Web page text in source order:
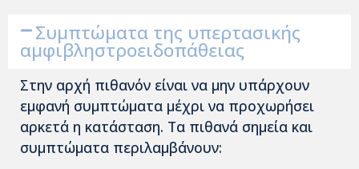
Συμπτώματα της υπερτασικής
αμφιβληστροειδοπάθειας
Στην αρχή πιθανόν είναι να μην υπάρχουν
εμφανή συμπτώματα μέχρι να προχωρήσει
αρκετά η κατάσταση. Τα πιθανά σημεία και
συμπτώματα περιλαμβάνουν: